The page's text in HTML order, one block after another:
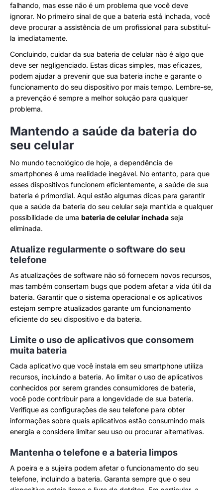
falhando, mas esse não é um problema que você deve
ignorar. No primeiro sinal de que a bateria está inchada, você
deve procurar a assistência de um profissional para substituí-
la imediatamente.
Concluindo, cuidar da sua bateria de celular não é algo que
deve ser negligenciado. Estas dicas simples, mas eficazes,
podem ajudar a prevenir que sua bateria inche e garante o
funcionamento do seu dispositivo por mais tempo. Lembre-se,
a prevenção é sempre a melhor solução para qualquer
problema.
Mantendo a saúde da bateria do
seu celular
No mundo tecnológico de hoje, a dependência de
smartphones é uma realidade inegável. No entanto, para que
esses dispositivos funcionem eficientemente, a saúde de sua
bateria é primordial. Aqui estão algumas dicas para garantir
que a saúde da bateria do seu celular seja mantida e qualquer
possibilidade de uma bateria de celular inchada seja
eliminada.
Atualize regularmente o software do seu
telefone
As atualizações de software não só fornecem novos recursos,
mas também consertam bugs que podem afetar a vida útil da
bateria. Garantir que o sistema operacional e os aplicativos
estejam sempre atualizados garante um funcionamento
eficiente do seu dispositivo e da bateria.
Limite o uso de aplicativos que consomem
muita bateria
Cada aplicativo que você instala em seu smartphone utiliza
recursos, incluindo a bateria. Ao limitar o uso de aplicativos
conhecidos por serem grandes consumidores de bateria,
você pode contribuir para a longevidade de sua bateria.
Verifique as configurações de seu telefone para obter
informações sobre quais aplicativos estão consumindo mais
energia e considere limitar seu uso ou procurar alternativas.
Mantenha o telefone e a bateria limpos
A poeira e a sujeira podem afetar o funcionamento do seu
telefone, incluindo a bateria. Garanta sempre que o seu